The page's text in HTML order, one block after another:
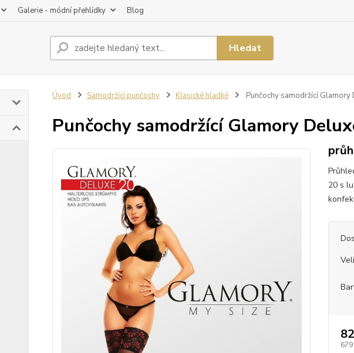
Galerie - módní přehlídky Blog
Hledat
Úvod Samodržící punčochy Klasické hladké Punčochy samodržící Glamory
Punčochy samodržící Glamory
20 s
679